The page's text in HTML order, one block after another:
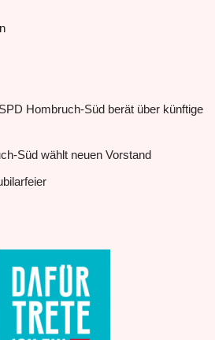
Hombruch-Süd berät über künftige
Süd wählt neuen Vorstand